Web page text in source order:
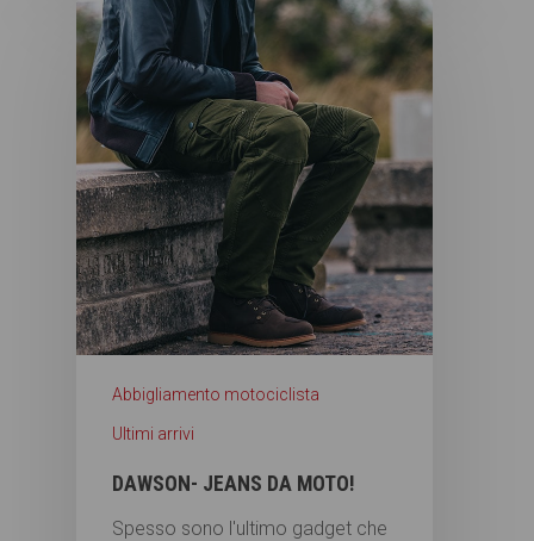
Abbigliamento motociclista
Ultimi arrivi
DAWSON- JEANS DA MOTO!
Spesso sono l'ultimo gadget che